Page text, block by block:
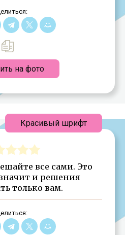
на фото
все сами. Это
и решения
только вам.
Красивый шрифт